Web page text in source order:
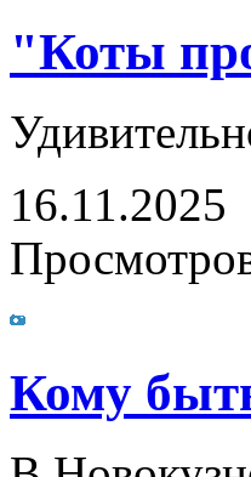
"Коты
16.11.2025
Кому